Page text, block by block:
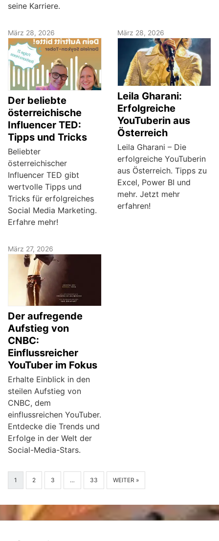
seine Karriere.
März 28, 2026
Der beliebte
österreichische
Influencer TED:
Tipps und Tricks
Beliebter
österreichischer
Influencer TED gibt
wertvolle Tipps und
Tricks für erfolgreiches
Social Media Marketing.
Erfahre mehr!
März 28, 2026
Leila Gharani:
Erfolgreiche
YouTuberin aus
Österreich
Leila Gharani – Die
erfolgreiche YouTuberin
aus Österreich. Tipps zu
Excel, Power BI und
mehr. Jetzt mehr
erfahren!
März 27, 2026
Der aufregende
Aufstieg von
CNBC:
Einflussreicher
YouTuber im Fokus
Erhalte Einblick in den
steilen Aufstieg von
CNBC, dem
einflussreichen YouTuber.
Entdecke die Trends und
Erfolge in der Welt der
Social-Media-Stars.
1 2 3 … 33 WEITER »